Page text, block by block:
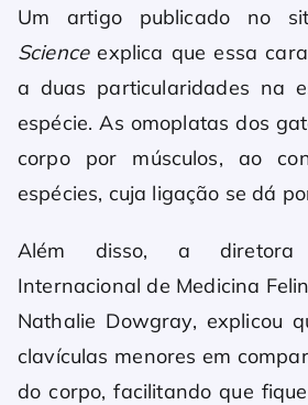
Um artigo publicado no
Scienceexplica que essa
a duas particularidades na
espécie. As omoplatas dos
corpo por músculos, ao
espécies, cuja ligação se dá
Além disso, a diretora
Internacional de Medicina
Nathalie Dowgray, explicou
clavículas menores em
do corpo, facilitando que